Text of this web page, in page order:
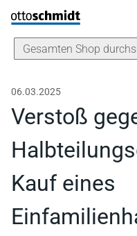
Direkt zum Inhalt
06.03.2025
Verstoß
Kauf eines